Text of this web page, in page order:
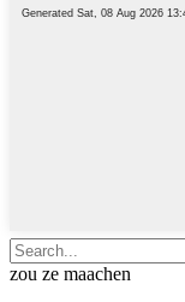
zou ze maachen